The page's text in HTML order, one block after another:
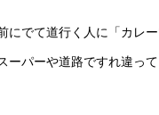
にでて道行く人に「カレ
ーパーや道路ですれ違っ